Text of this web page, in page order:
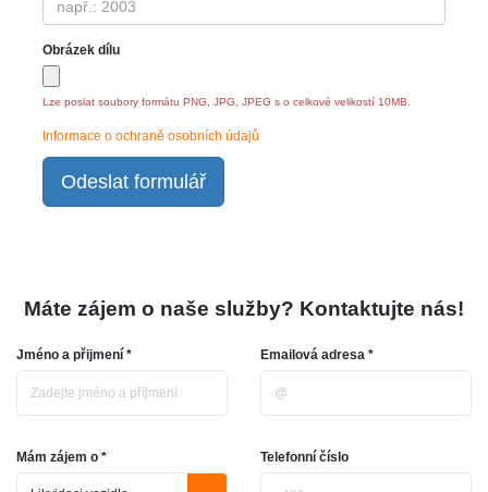
Obrázek dílu
Lze poslat soubory formátu PNG, JPG, JPEG s o celkové velikostí 10MB.
Informace o ochraně osobních údajů
Odeslat formulář
Máte zájem o naše služby? Kontaktujte nás!
Jméno a přijmení * Emailová adresa *
Mám zájem o * Telefonní číslo